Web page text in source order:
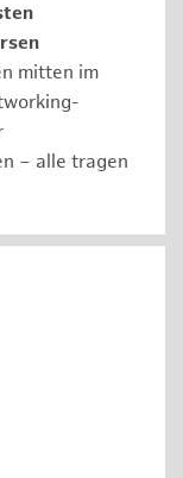
mitten im
– alle tragen